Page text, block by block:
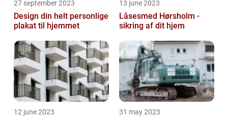
27 september 2023
Design din helt personlige
plakat til hjemmet
13 june 2023
Låsesmed Hørsholm -
sikring af dit hjem
12 june 2023 31 may 2023